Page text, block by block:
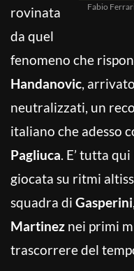
Fabio
rovinata
da quel
fenomeno che
Handanovic,
neutralizzati, un
italiano che adesso
Pagliuca. E’ tutta qui
giocata su ritmi
squadra di Gasperini
Martinez nei primi
trascorrere del